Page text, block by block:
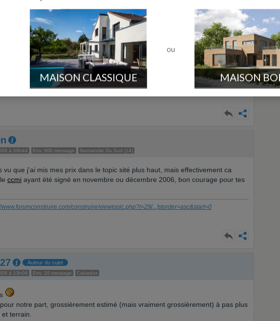
trouver du coté de Troarn. Je bosse à Hérouville et mon ami lui, habite et
ca nous semblait la moins pire des soluces ce coin là pour ne pas s'éloigner
que le week) Malheureusement, finacièrement parlant ca semble pas etre
ta construction, comme tout le monde, j'ai trouvé que le chantier etait d'une
une très sympathique construction de plus.
à 09h44 Env. 600 message Normandie Du Sud (14)
vu que j'ai mis mes prix dans le topic sité plus haut, mais effectivement ca
ccmi ayant été signé en novembre ou décembre 2006, bon courage pour tes
www.forumconstruire.com/construire/viewtopic.php?t=29[...]storder=asc&start=0
Auteur du sujet
à 13h08 Env. 10 message Calvados
notre part, grossièrement estimé (mais vraiment grossièrement) à pas plus
terrain.
MAISON CLASSIQUE
ou
MAISON